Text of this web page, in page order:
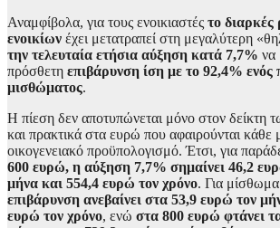
Αναμφίβολα, για τους ενοικιαστές το διαρκές
ενοικίων έχει μετατραπεί στη μεγαλύτερη
την τελευταία ετήσια αύξηση κατά 7,7% να
πρόσθετη επιβάρυνση ίση με το 92,4% ενός
μισθώματος.
Η πίεση δεν αποτυπώνεται μόνο στον δείκτη
και πρακτικά στα ευρώ που αφαιρούνται κάθε
οικογενειακό προϋπολογισμό. Έτσι, για
600 ευρώ, η αύξηση 7,7% σημαίνει 46,2
μήνα και 554,4 ευρώ τον χρόνο. Για
επιβάρυνση ανεβαίνει στα 53,9 ευρώ τον
ευρώ τον χρόνο, ενώ στα 800 ευρώ φτάνει